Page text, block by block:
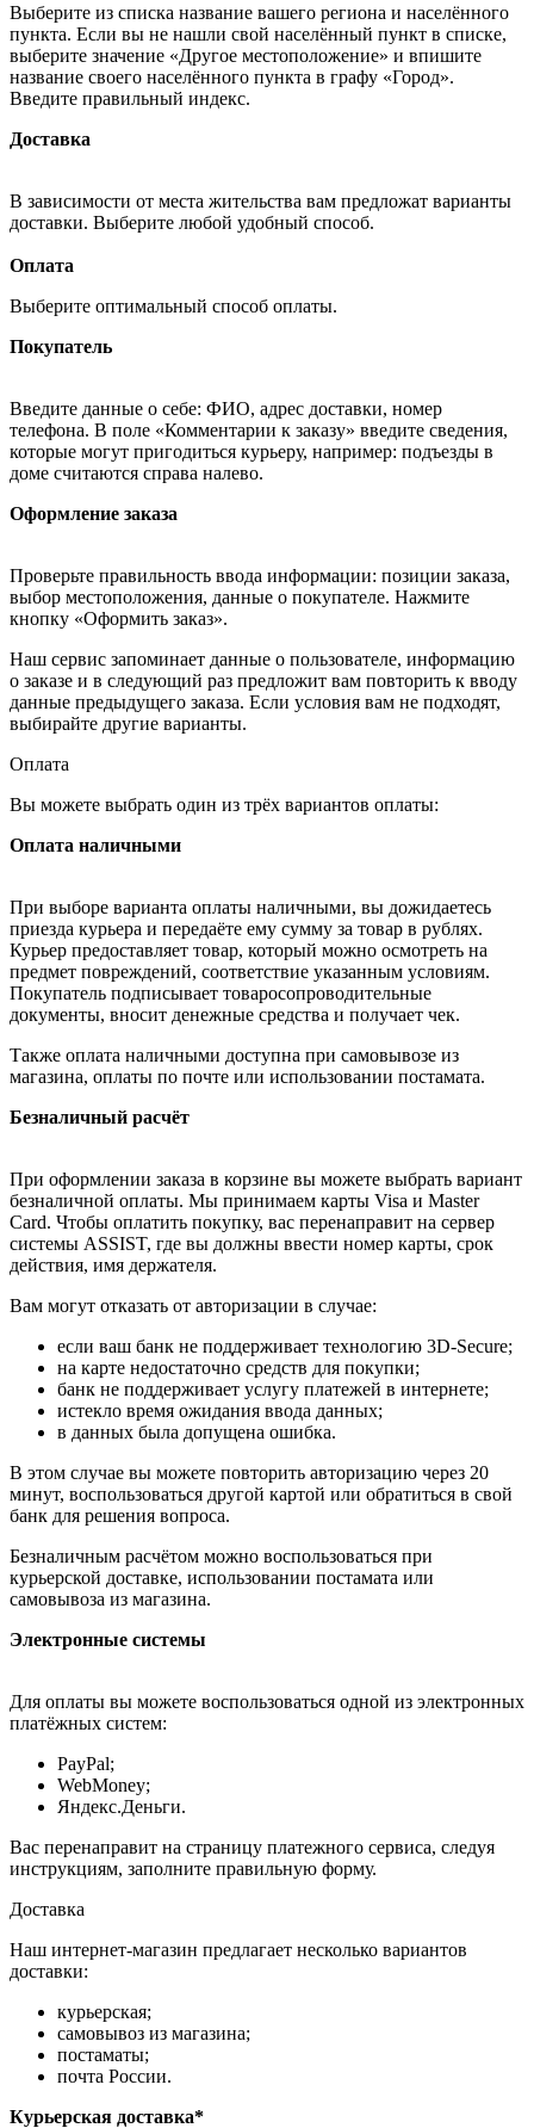
Выберите из списка название вашего региона и населённого
пункта. Если вы не нашли свой населённый пункт в списке,
выберите значение «Другое местоположение» и впишите
название своего населённого пункта в графу «Город».
Введите правильный индекс.
Доставка
В зависимости от места жительства вам предложат варианты
доставки. Выберите любой удобный способ.
Оплата
Выберите оптимальный способ оплаты.
Покупатель
Введите данные о себе: ФИО, адрес доставки, номер
телефона. В поле «Комментарии к заказу» введите сведения,
которые могут пригодиться курьеру, например: подъезды в
доме считаются справа налево.
Оформление заказа
Проверьте правильность ввода информации: позиции заказа,
выбор местоположения, данные о покупателе. Нажмите
кнопку «Оформить заказ».
Наш сервис запоминает данные о пользователе, информацию
о заказе и в следующий раз предложит вам повторить к вводу
данные предыдущего заказа. Если условия вам не подходят,
выбирайте другие варианты.
Оплата
Вы можете выбрать один из трёх вариантов оплаты:
Оплата наличными
При выборе варианта оплаты наличными, вы дожидаетесь
приезда курьера и передаёте ему сумму за товар в рублях.
Курьер предоставляет товар, который можно осмотреть на
предмет повреждений, соответствие указанным условиям.
Покупатель подписывает товаросопроводительные
документы, вносит денежные средства и получает чек.
Также оплата наличными доступна при самовывозе из
магазина, оплаты по почте или использовании постамата.
Безналичный расчёт
При оформлении заказа в корзине вы можете выбрать вариант
безналичной оплаты. Мы принимаем карты Visa и Master
Card. Чтобы оплатить покупку, вас перенаправит на сервер
системы ASSIST, где вы должны ввести номер карты, срок
действия, имя держателя.
Вам могут отказать от авторизации в случае:
если ваш банк не поддерживает технологию 3D-Secure;
на карте недостаточно средств для покупки;
банк не поддерживает услугу платежей в интернете;
истекло время ожидания ввода данных;
в данных была допущена ошибка.
В этом случае вы можете повторить авторизацию через 20
минут, воспользоваться другой картой или обратиться в свой
банк для решения вопроса.
Безналичным расчётом можно воспользоваться при
курьерской доставке, использовании постамата или
самовывоза из магазина.
Электронные системы
Для оплаты вы можете воспользоваться одной из электронных
платёжных систем:
PayPal;
WebMoney;
Яндекс.Деньги.
Вас перенаправит на страницу платежного сервиса, следуя
инструкциям, заполните правильную форму.
Доставка
Наш интернет-магазин предлагает несколько вариантов
доставки:
курьерская;
самовывоз из магазина;
постаматы;
почта России.
Курьерская доставка*